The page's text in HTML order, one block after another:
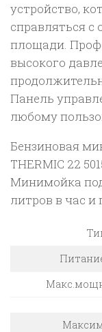
устройство,
справляться
площади.
высокого
Панель
любому
Бензиновая
THERMIC 22
Минимойка
литров в час и